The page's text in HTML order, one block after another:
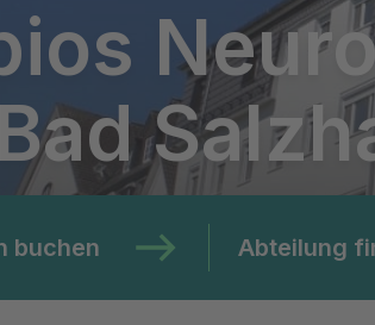
buchen Abteilung